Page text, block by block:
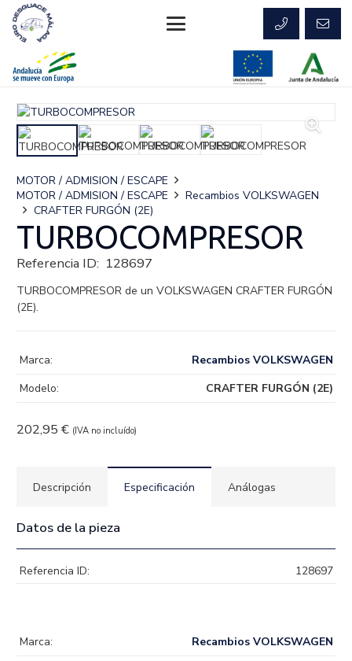
MOTOR / ADMISION / ESCAPE
MOTOR / ADMISION / ESCAPE
Recambios VOLKSWAGEN
CRAFTER FURGÓN (2E)
TURBOCOMPRESOR
Referencia ID: 128697
TURBOCOMPRESOR de un VOLKSWAGEN CRAFTER FURGÓN
(2E).
202,95 € (IVA no incluído)
Marca:
Recambios VOLKSWAGEN
Modelo:
CRAFTER FURGÓN (2E)
Descripción Especificación Análogas
Datos de la pieza
Referencia ID: 128697
Marca:
Recambios VOLKSWAGEN